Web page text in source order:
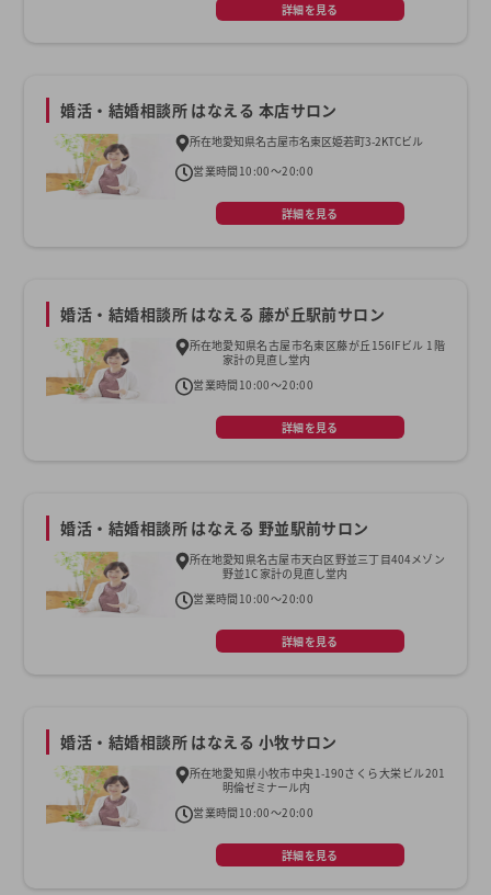
詳細を見る
婚活・結婚相談所 はなえる 本店サロン
所在地愛知県名古屋市名東区姫若町3-2KTCビル
営業時間 10:00〜20:00
詳細を見る
婚活・結婚相談所 はなえる 藤が丘駅前サロン
所在地愛知県名古屋市名東区藤が丘156IFビル 1階
家計の見直し堂内
営業時間 10:00〜20:00
詳細を見る
婚活・結婚相談所 はなえる 野並駅前サロン
所在地愛知県名古屋市天白区野並三丁目404メゾン
野並1C 家計の見直し堂内
営業時間 10:00〜20:00
詳細を見る
婚活・結婚相談所 はなえる 小牧サロン
所在地愛知県小牧市中央1-190さくら大栄ビル201
明倫ゼミナール内
営業時間 10:00〜20:00
詳細を見る